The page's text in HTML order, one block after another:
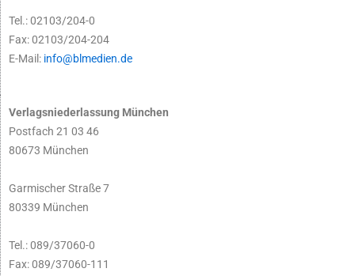
Tel.: 02103/204-0
Fax: 02103/204-204
E-Mail: info@blmedien.de
Verlagsniederlassung München
Postfach 21 03 46
80673 München
Garmischer Straße 7
80339 München
Tel.: 089/37060-0
Fax: 089/37060-111